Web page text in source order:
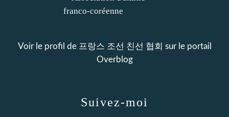
Voir le profil de 프랑스 조선 친선 협회 sur le portail
Overblog
Suivez-moi